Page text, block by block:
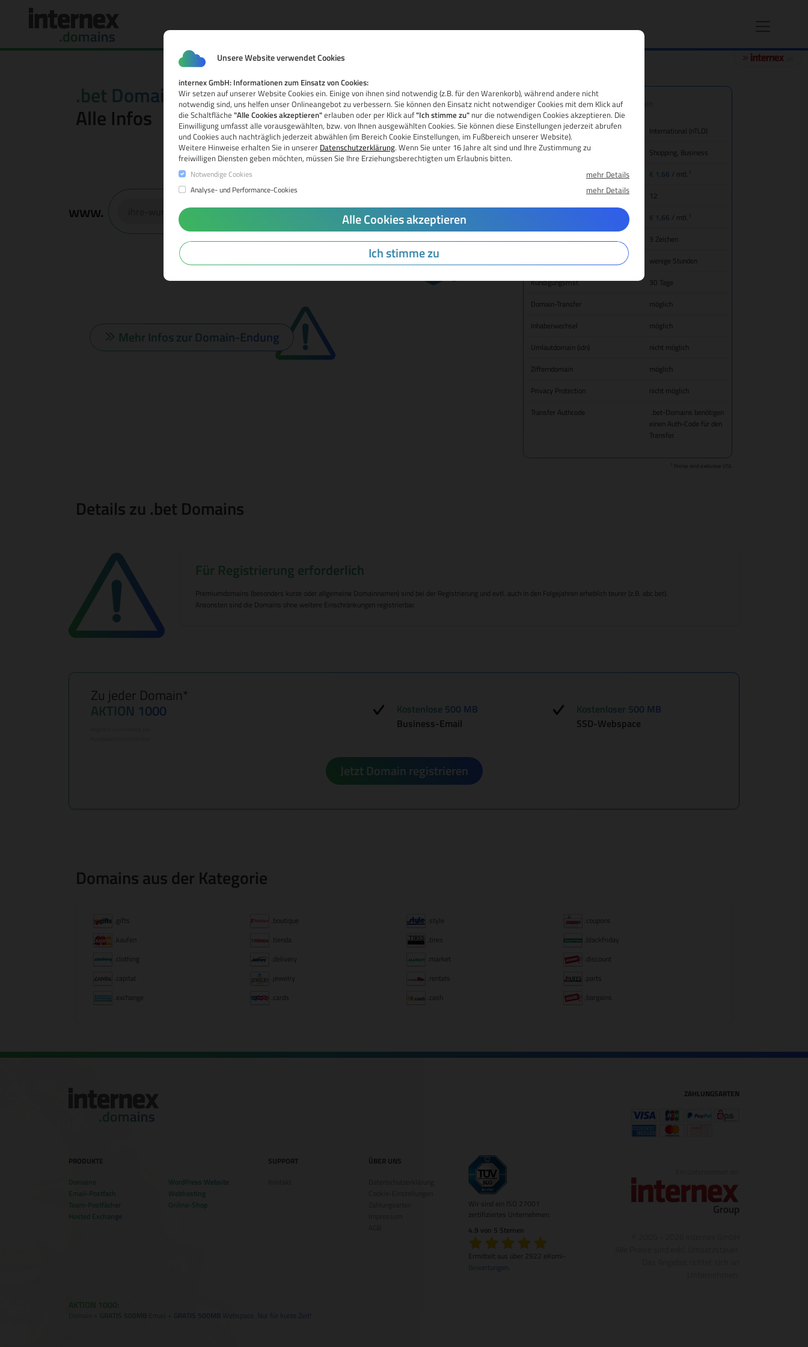
Unsere Website verwendet Cookies
internex GmbH: Informationen zum Einsatz von Cookies:
Wir setzen auf unserer Website Cookies ein. Einige von ihnen sind notwendig (z.B. für den Warenkorb), während andere nicht
notwendig sind, uns helfen unser Onlineangebot zu verbessern. Sie können den Einsatz nicht notwendiger Cookies mit dem Klick auf
die Schaltfläche "Alle Cookies akzeptieren"erlauben oder per Klick auf"Ich stimme zu" nur die notwendigen Cookies akzeptieren. Die
Einwilligung umfasst alle vorausgewählten, bzw. von Ihnen ausgewählten Cookies. Sie können diese Einstellungen jederzeit abrufen
und Cookies auch nachträglich jederzeit abwählen (im Bereich Cookie Einstellungen, im Fußbereich unserer Website).
Weitere Hinweise erhalten Sie in unserer Datenschutzerklärung. Wenn Sie unter 16 Jahre alt sind und Ihre Zustimmung zu
freiwilligen Diensten geben möchten, müssen Sie Ihre Erziehungsberechtigten um Erlaubnis bitten.
Notwendige Cookies mehr Details
Analyse- und Performance-Cookies mehr Details
Alle Cookies akzeptieren
Ich stimme zu
.bet Domain
Alle Infos
www. Jetzt Domain prüfen
Mehr Infos zur Domain-Endung
.bet Domain-Eigenschaften
Land/Bezeichnung
International (nTLD)
Kategorie
Shopping, Business
Preis für Domain-Registrierung
€ 1,66 / mtl.
12
€ 1,66 / mtl.
Domain-Mindestlänge
3 Zeichen
wenige Stunden
Kündigungsfrist
30 Tage
Domain-Transfer
möglich
Inhaberwechsel
möglich
Umlautdomain (idn)
nicht möglich
Zifferndomain
möglich
Privacy Protection
nicht möglich
Transfer Authcode
.bet-Domains benötigen
einen Auth-Code für den
Transfer.
Preise sind exklusive USt.
Details zu .bet Domains
Für Registrierung erforderlich
Premiumdomains (besonders kurze oder allgemeine Domainnamen) sind bei der Registrierung und evtl. auch in den Folgejahren erheblich teurer (z.B. abc.bet).
Ansonsten sind die Domains ohne weitere Einschränkungen registrierbar.
Zu jeder Domain*
AKTION 1000
Kostenlose 500 MB
Business-Email
Kostenloser 500 MB
SSD-Webspace
Jetzt Domain registrieren
Domains aus der Kategorie
.gifts .boutique .style
.coupons
.kaufen
.tienda .tires
.blackfriday
.clothing
.delivery .market
.discount
.capital
.jewelry .rentals
.parts
.exchange
.cards .cash .bargains
PRODUKTE
Domains
Email-Postfach
Team-Postfächer
Hosted Exchange
WordPress Website
Webhosting
Online-Shop
SUPPORT
ÜBER UNS
Wir sind ein ISO 27001
zertifiziertes Unternehmen.
4.9 von 5 Sternen
Ermittelt aus über 2922 eKomi-
Bewertungen
AKTION 1000:
Domain + GRATIS 500MB Email + GRATIS 500MB Webspace. Nur für kurze Zeit!
ZAHLUNGSARTEN